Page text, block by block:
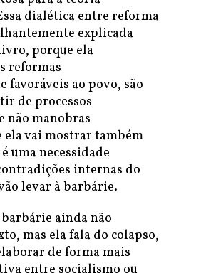
dialética entre reforma
explicada
porque ela
reformas
favoráveis ao povo, são
de processos
não manobras
ela vai mostrar também
uma necessidade
internas do
levar à barbárie.
ainda não
mas ela fala do colapso,
de forma mais